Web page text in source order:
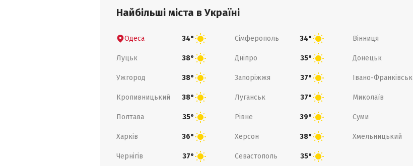
Найбільші міста в Україні
Одеса 34° Сімферополь 34° Вінниця
Луцьк 38° Дніпро 35° Донецьк
Ужгород 38° Запоріжжя 37° Івано-Франківськ
Кропивницький 38° Луганськ 37° Миколаїв
Полтава 35° Рівне 39° Суми
Харків 36° Херсон 38° Хмельницький
Чернігів 37° Севастополь 35°